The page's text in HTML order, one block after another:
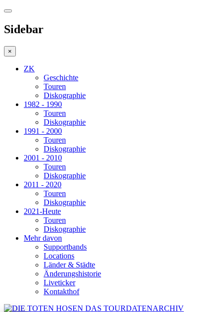
Sidebar
×
ZK
Geschichte
Touren
Diskographie
1982 - 1990
Touren
Diskographie
1991 - 2000
Touren
Diskographie
2001 - 2010
Touren
Diskographie
2011 - 2020
Touren
Diskographie
2021-Heute
Touren
Diskographie
Mehr davon
Supportbands
Locations
Länder & Städte
Änderungshistorie
Liveticker
Kontakthof